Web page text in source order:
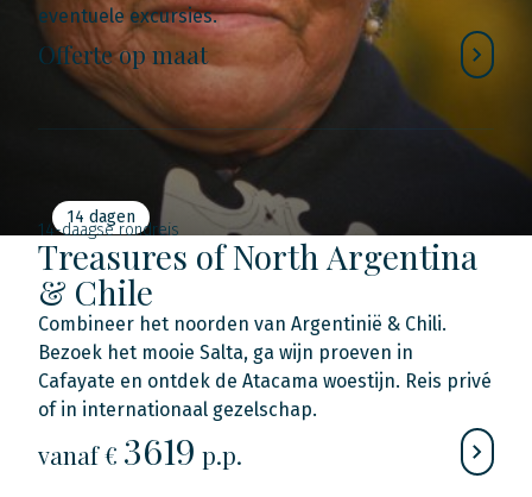
eventuele excursies.
Offerte op maat
14 dagen
14-daagse rondreis
Treasures of North Argentina
& Chile
Combineer het noorden van Argentinië & Chili.
Bezoek het mooie Salta, ga wijn proeven in
Cafayate en ontdek de Atacama woestijn. Reis privé
of in internationaal gezelschap.
vanaf € 3619 p.p.